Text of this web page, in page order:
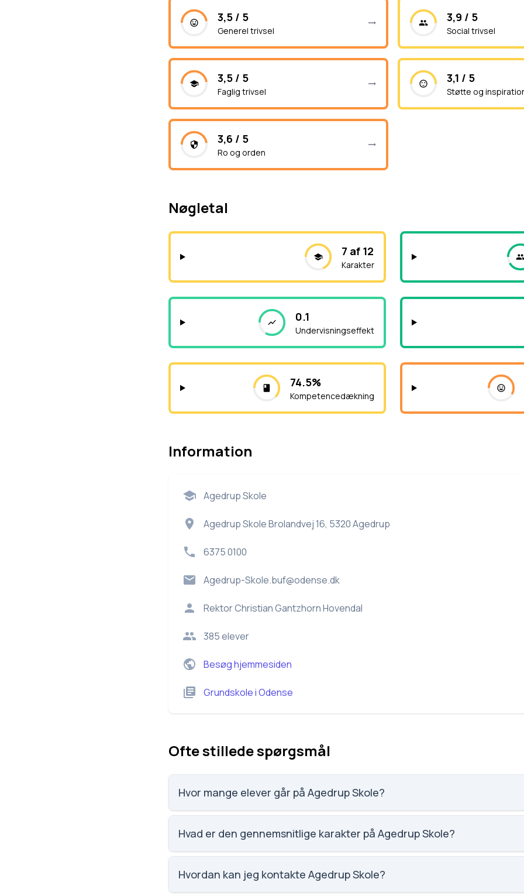
3,5 / 5
Generel trivsel
3,9 / 5
Social trivsel
3,5 / 5
Faglig trivsel
3,1 / 5
Støtte og
3,6 / 5
Ro og orden
Nøgletal
7 af 12
Karakter
0.1
Undervisningseffekt
74.5%
Kompetencedækning
Information
Agedrup Skole
Agedrup Skole Brolandvej 16, 5320 Agedrup
6375 0100
Agedrup-Skole.buf@odense.dk
RektorChristian Gantzhorn Hovendal
385elever
Besøg hjemmesiden
GrundskoleiOdense
Ofte stillede spørgsmål
Hvor mange elever går på Agedrup Skole?
Agedrup Skole har 385 elever, hvilket gør den til nummer 769 ud af 3143 skoler.
Hvad er den gennemsnitlige karakter på Agedrup Skole?
Karaktergennemsnittet på Agedrup Skole er 7, nummer 924 ud af 3143 skoler.
Hvordan kan jeg kontakte Agedrup Skole?